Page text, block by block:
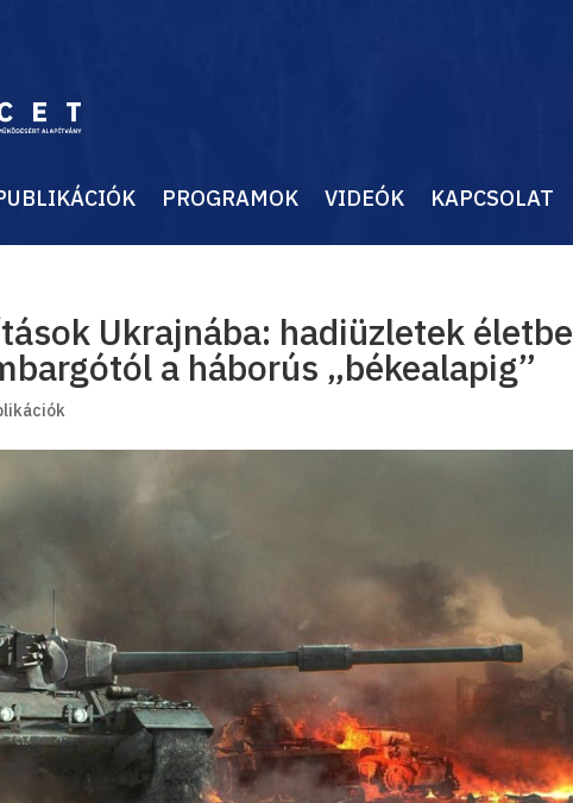
PROGRAMOK VIDEÓK KAPCSOLAT
Ukrajnába: hadiüzletek
a háborús „békealapig”